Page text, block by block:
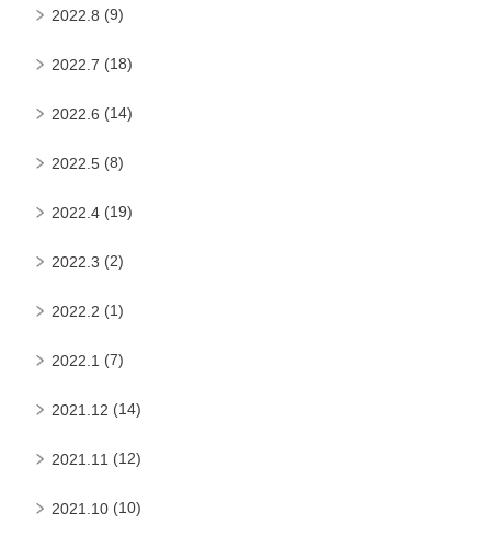
2022.8 (9)
2022.7 (18)
2022.6 (14)
2022.5 (8)
2022.4 (19)
2022.3 (2)
2022.2 (1)
2022.1 (7)
2021.12 (14)
2021.11 (12)
2021.10 (10)